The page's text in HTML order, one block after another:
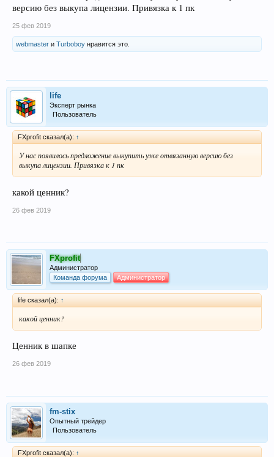
версию без выкупа лицензии. Привязка к 1 пк
25 фев 2019
webmaster и Turboboy нравится это.
life
Эксперт рынка
Пользователь
FXprofit сказал(а): ↑
У нас появилось предложение выкупить уже отвязанную версию без
выкупа лицензии. Привязка к 1 пк
какой ценник?
26 фев 2019
FXprofit
Администратор
Команда форума
Администратор
life сказал(а): ↑
какой ценник?
Ценник в шапке
26 фев 2019
fm-stix
Опытный трейдер
Пользователь
FXprofit сказал(а): ↑